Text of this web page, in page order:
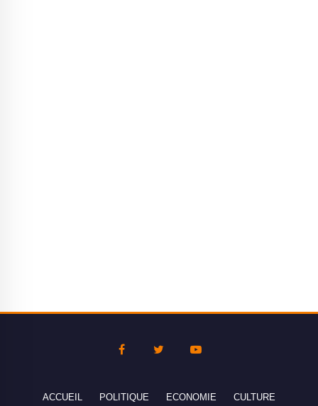
ACCUEIL POLITIQUE ECONOMIE CULTURE